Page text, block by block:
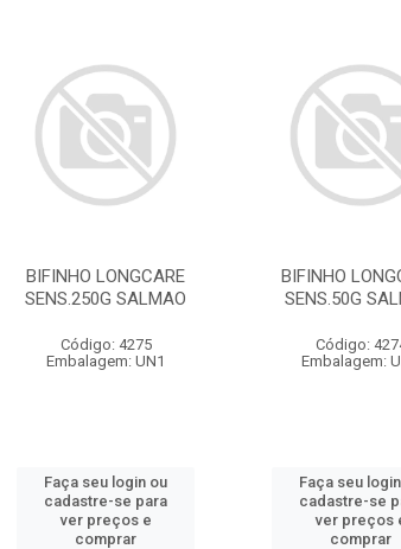
BIFINHO LONGCARE
SENS.250G SALMAO
Código: 4275
Embalagem: UN1
Faça seu login ou
cadastre-se para
ver preços e
comprar
BIFINHO
SENS.50G
Código:
Embalagem:
Faça seu
cadastre-se
ver preços
comprar